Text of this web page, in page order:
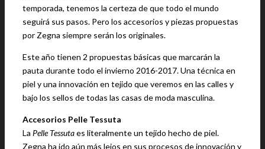
temporada, tenemos la certeza de que todo el mundo
seguirá sus pasos. Pero los accesorios y piezas propuestas
por Zegna siempre serán los originales.
Este año tienen 2 propuestas básicas que marcarán la
pauta durante todo el invierno 2016-2017. Una técnica en
piel y una innovación en tejido que veremos en las calles y
bajo los sellos de todas las casas de moda masculina.
Accesorios Pelle Tessuta
La Pelle Tessutaes literalmente un tejido hecho de piel.
Zegna ha ido aún más lejos en sus procesos de innovación y